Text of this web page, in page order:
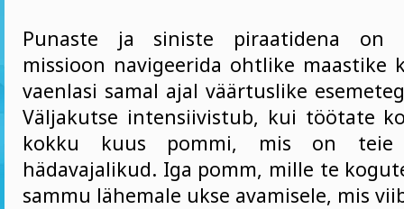
Punaste ja siniste piraatidena on
missioon navigeerida ohtlike maastike
vaenlasi samal ajal väärtuslike
Väljakutse intensiivistub, kui töötate
kokku kuus pommi, mis on teie
hädavajalikud. Iga pomm, mille te
sammu lähemale ukse avamisele, mis